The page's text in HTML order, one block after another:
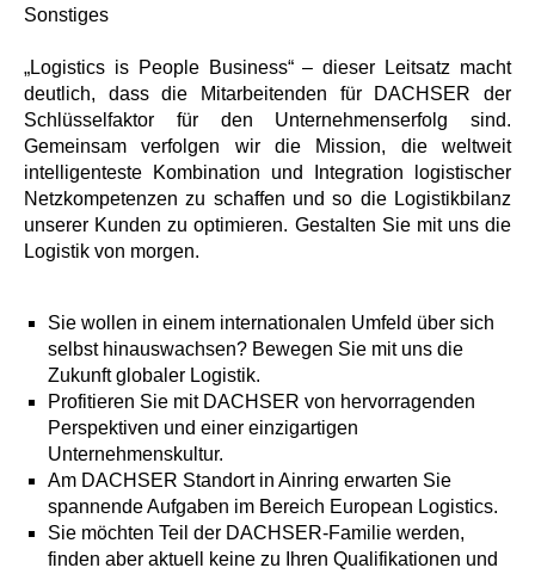
Sonstiges
„Logistics is People Business“ – dieser Leitsatz macht
deutlich, dass die Mitarbeitenden für DACHSER der
Schlüsselfaktor für den Unternehmenserfolg sind.
Gemeinsam verfolgen wir die Mission, die weltweit
intelligenteste Kombination und Integration logistischer
Netzkompetenzen zu schaffen und so die Logistikbilanz
unserer Kunden zu optimieren. Gestalten Sie mit uns die
Logistik von morgen.
Sie wollen in einem internationalen Umfeld über sich
selbst hinauswachsen? Bewegen Sie mit uns die
Zukunft globaler Logistik.
Profitieren Sie mit DACHSER von hervorragenden
Perspektiven und einer einzigartigen
Unternehmenskultur.
Am DACHSER Standort in Ainring erwarten Sie
spannende Aufgaben im Bereich European Logistics.
Sie möchten Teil der DACHSER-Familie werden,
finden aber aktuell keine zu Ihren Qualifikationen und